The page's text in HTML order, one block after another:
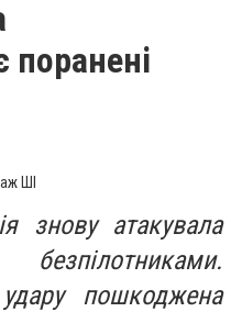
поранені
ШІ
знову атакувала
пошкоджена